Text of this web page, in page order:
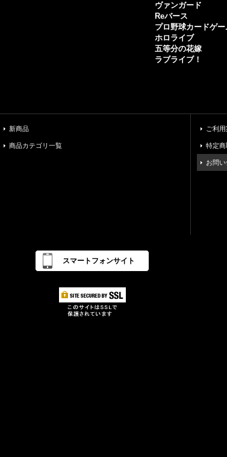
ヴァンガード
Reバース
プロ野球カードゲー
ホロライブ
五等分の花嫁
ラブライブ！
新商品
商品カテゴリ一覧
ご利
特定
お問
スマートフォンサイト